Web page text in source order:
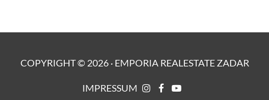
COPYRIGHT © 2026· EMPORIA REALESTATE ZADAR
IMPRESSUM